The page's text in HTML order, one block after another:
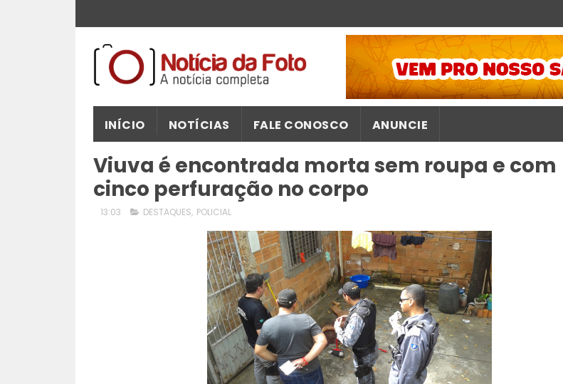
INÍCIO NOTÍCIAS FALE CONOSCO ANUNCIE
Viuva é encontrada morta sem roupa e com
cinco perfuração no corpo
13:03 DESTAQUES, POLICIAL